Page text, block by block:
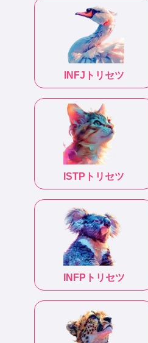
INFJ トリセツ
ISTP トリセツ
INFP トリセツ